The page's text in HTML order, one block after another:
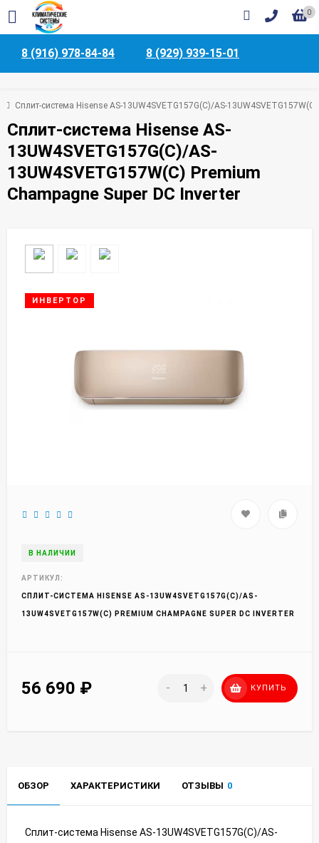
0
8 (916) 978-84-84 8 (929) 939-15-01
Сплит-система Hisense AS-13UW4SVETG157G(С)/AS-
Сплит-система Hisense AS-
13UW4SVETG157G(С)/AS-
13UW4SVETG157W(С) Premium
Champagne Super DC Inverter
ИНВЕРТОР
В НАЛИЧИИ
АРТИКУЛ:
СПЛИТ-СИСТЕМА HISENSE AS-13UW4SVETG157G(С)/AS-
13UW4SVETG157W(С) PREMIUM CHAMPAGNE SUPER DC INVERTER
56 690 ₽ - + КУПИТЬ
ОБЗОР ХАРАКТЕРИСТИКИ ОТЗЫВЫ 0
Сплит-система Hisense AS-13UW4SVETG157G(С)/AS-